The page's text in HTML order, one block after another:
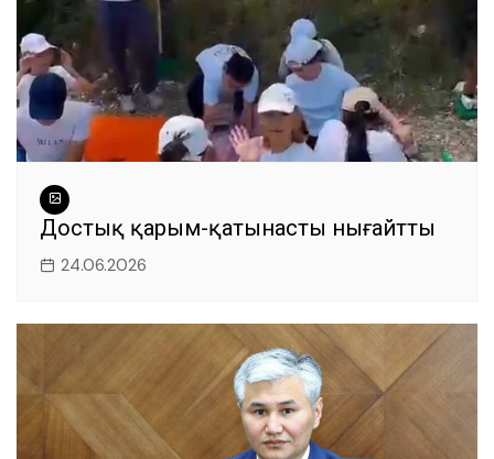
Достық қарым-қатынасты нығайтты
24.06.2026